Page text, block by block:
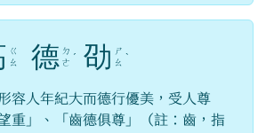
ㄍ
ㄠ
德 ㄉ
ㄜ ˊ 劭 ㄕ
ㄠ ˋ
容人年紀大而德行優美，受人尊
重」、「齒德俱尊」（註：齒，指